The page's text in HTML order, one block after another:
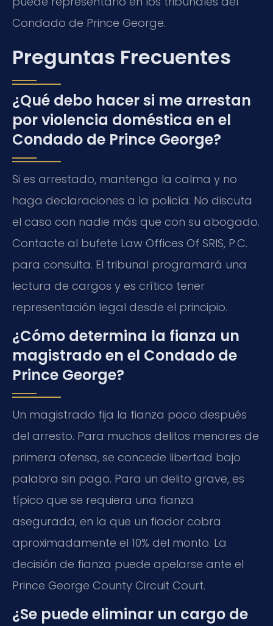
Condado de Prince George.
Preguntas Frecuentes
¿Qué debo hacer si me arrestan
por violencia doméstica en el
Condado de Prince George?
Si es arrestado, mantenga la calma y no
haga declaraciones a la policía. No discuta
el caso con nadie más que con su abogado.
Contacte al bufete Law Offices Of SRIS, P.C.
para consulta. El tribunal programará una
lectura de cargos y es crítico tener
representación legal desde el principio.
¿Cómo determina la fianza un
magistrado en el Condado de
Prince George?
Un magistrado fija la fianza poco después
del arresto. Para muchos delitos menores de
primera ofensa, se concede libertad bajo
palabra sin pago. Para un delito grave, es
típico que se requiera una fianza
asegurada, en la que un fiador cobra
aproximadamente el 10% del monto. La
decisión de fianza puede apelarse ante el
Prince George County Circuit Court.
¿Se puede eliminar un cargo de